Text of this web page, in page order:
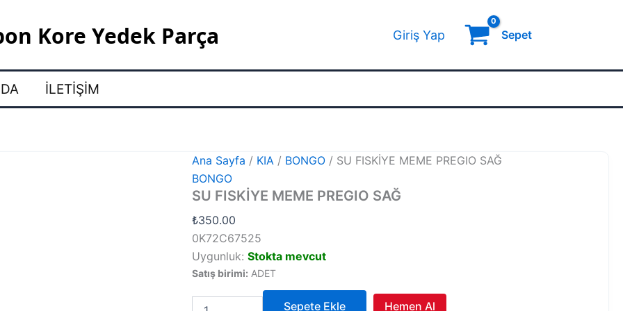
Kore Yedek Parça Giriş Yap Sepet
İLETIŞIM
Ana Sayfa / KIA / BONGO / SU FISKİYE MEME PREGIO SAĞ
BONGO
SU FISKİYE MEME PREGIO SAĞ
₺350.00
0K72C67525
Uygunluk: Stokta mevcut
Satış birimi: ADET
Sepete Ekle
Hemen Al